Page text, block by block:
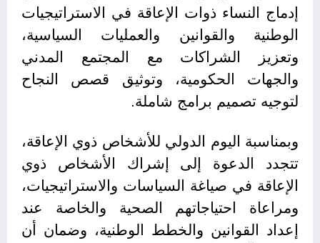
إدماج النساء ذوات الإعاقة في الاستراتيجيات
الوطنية والقوانين والعمليات السياسية،
وتعزيز الشراكات مع المجتمع المدني
والجهات الحكومية، وتوثيق قصص النجاح
لتوجيه تصميم برامج شاملة.
وبمناسبة اليوم الدولي للأشخاص ذوي الإعاقة،
تتجدد الدعوة إلى إشراك الأشخاص ذوي
الإعاقة في صياغة السياسات والاستراتيجيات،
ومراعاة احتياجاتهم الصحية والخاصة عند
إعداد القوانين والخطط الوطنية، وضمان أن